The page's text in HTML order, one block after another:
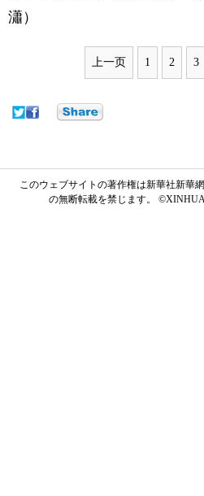
瀟）
上一页 1 2 3
このウェブサイトの著作権は新華社新華
の無断転載を禁じます。